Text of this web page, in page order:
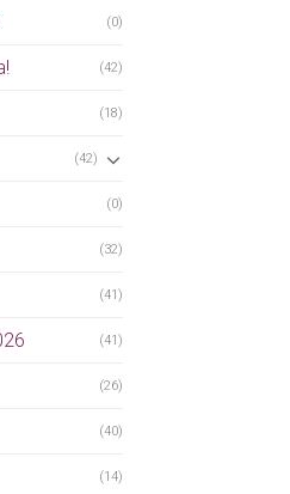
(0)
(42)
(18)
(42)
(0)
(32)
(41)
(41)
(26)
(40)
(14)